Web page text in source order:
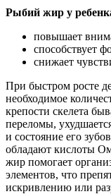
Рыбий жир у
повышает
способствует
снижает
При быстром росте
необходимое
крепости скелета
переломы,
и состояние его
обладают кислоты
жир помогает
элементов, что
искривлению или